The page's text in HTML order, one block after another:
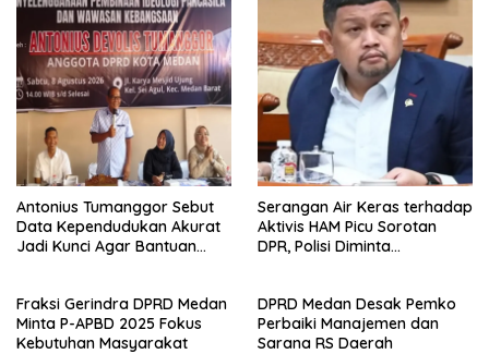
Antonius Tumanggor Sebut
Data Kependudukan Akurat
Jadi Kunci Agar Bantuan
Serangan Air Keras terhadap
Aktivis HAM Picu Sorotan
DPR, Polisi Diminta
Fraksi Gerindra DPRD Medan
Minta P-APBD 2025 Fokus
Kebutuhan Masyarakat
DPRD Medan Desak Pemko
Perbaiki Manajemen dan
Sarana RS Daerah